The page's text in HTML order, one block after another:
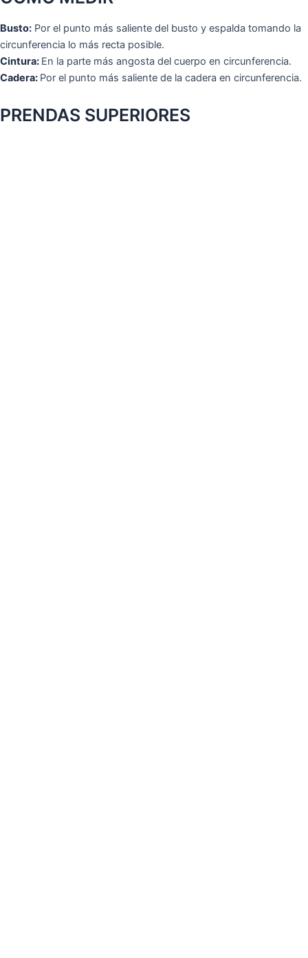
Busto: Por el punto más saliente del busto y espalda tomando la
circunferencia lo más recta posible.
Cintura: En la parte más angosta del cuerpo en circunferencia.
Cadera: Por el punto más saliente de la cadera en circunferencia.
PRENDAS SUPERIORES